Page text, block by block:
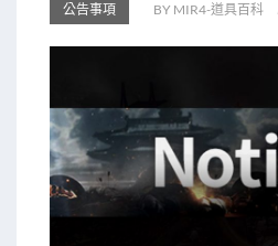
公告事項 BY MIR4-道具百科